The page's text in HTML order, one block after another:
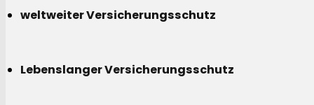
weltweiter Versicherungsschutz
Lebenslanger Versicherungsschutz